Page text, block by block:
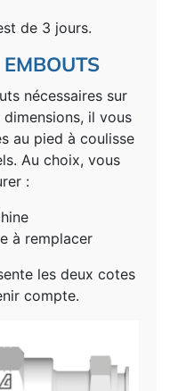
de 3 jours.
nécessaires sur
il vous
au pied à coulisse
Au choix, vous
:
à remplacer
les deux cotes
compte.